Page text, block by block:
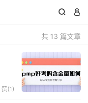
 
共 13 篇文章
赞(1 )